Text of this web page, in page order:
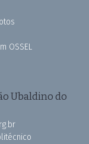
OSSEL
Ubaldino do